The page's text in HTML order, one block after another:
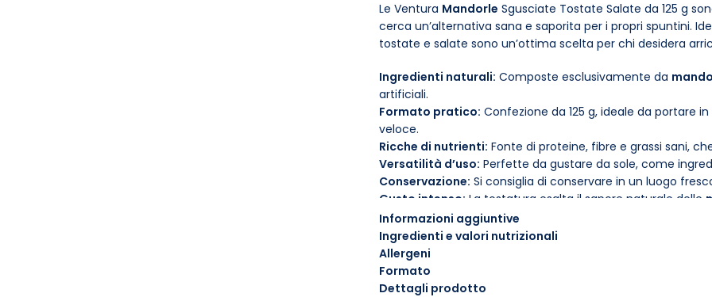
Le Ventura Mandorle Sgusciate Tostate Salate da 125 g
cerca un’alternativa sana e saporita per i propri spuntini.
tostate e salate sono un’ottima scelta per chi desidera
Ingredienti naturali: Composte esclusivamente da
artificiali.
Formato pratico: Confezione da 125 g, ideale da portare
veloce.
Ricche di nutrienti: Fonte di proteine, fibre e grassi sani,
Versatilità d’uso: Perfette da gustare da sole, come
Conservazione: Si consiglia di conservare in un luogo
Gusto intenso: La tostatura esalta il sapore naturale delle
sapidità perfetta.
Le VenturaMandorleSgusciate Tostate Salate sono
come snack durante la giornata, oppure utilizzale per
saporito.
Informazioni aggiuntive
Ingredienti e valori nutrizionali
Allergeni
Formato
Dettagli prodotto